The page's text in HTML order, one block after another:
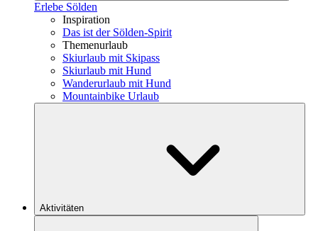
Erlebe Sölden
Inspiration
Das ist der Sölden-Spirit
Themenurlaub
Skiurlaub mit Skipass
Skiurlaub mit Hund
Wanderurlaub mit Hund
Mountainbike Urlaub
Aktivitäten